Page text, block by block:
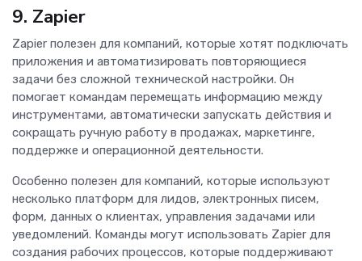
9. Zapier
Zapier полезен для компаний, которые хотят подключать
приложения и автоматизировать повторяющиеся
задачи без сложной технической настройки. Он
помогает командам перемещать информацию между
инструментами, автоматически запускать действия и
сокращать ручную работу в продажах, маркетинге,
поддержке и операционной деятельности.
Особенно полезен для компаний, которые используют
несколько платформ для лидов, электронных писем,
форм, данных о клиентах, управления задачами или
уведомлений. Команды могут использовать Zapier для
создания рабочих процессов, которые поддерживают